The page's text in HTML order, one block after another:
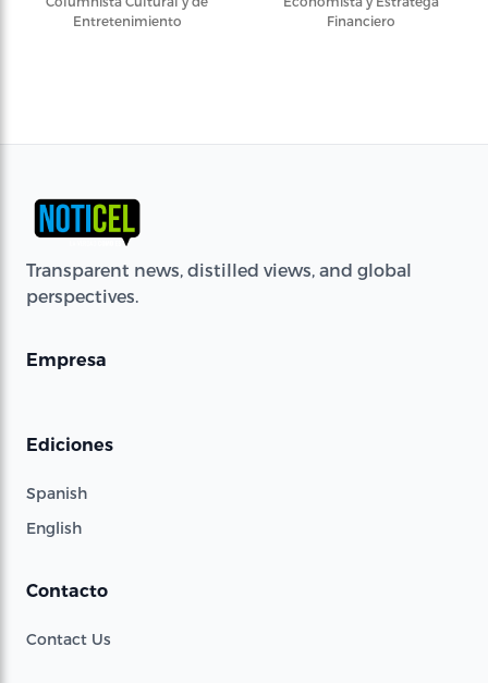
Entretenimiento
Financiero
Transparent news, distilled views, and global
perspectives.
Empresa
Ediciones
Spanish
English
Contacto
Contact Us